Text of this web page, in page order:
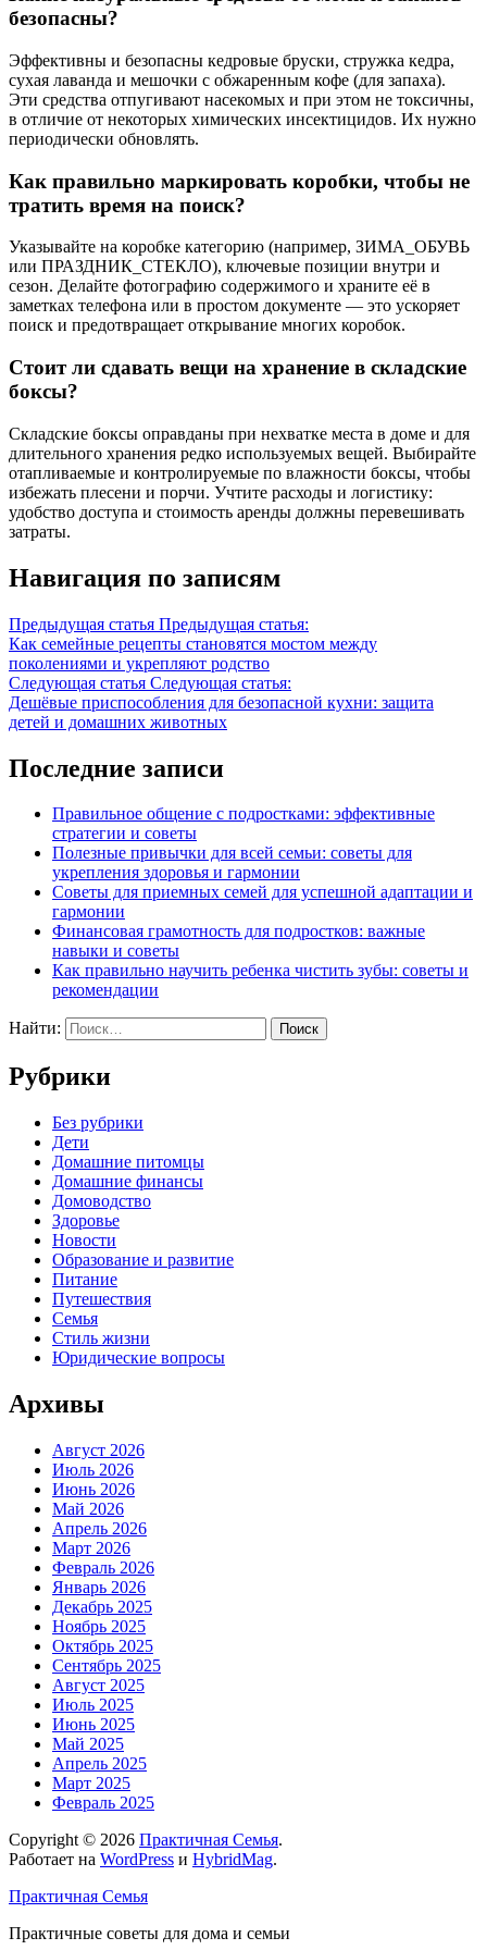
безопасны?
Эффективны и безопасны кедровые бруски, стружка кедра,
сухая лаванда и мешочки с обжаренным кофе (для запаха).
Эти средства отпугивают насекомых и при этом не токсичны,
в отличие от некоторых химических инсектицидов. Их нужно
периодически обновлять.
Как правильно маркировать коробки, чтобы не
тратить время на поиск?
Указывайте на коробке категорию (например, ЗИМА_ОБУВЬ
или ПРАЗДНИК_СТЕКЛО), ключевые позиции внутри и
сезон. Делайте фотографию содержимого и храните её в
заметках телефона или в простом документе — это ускоряет
поиск и предотвращает открывание многих коробок.
Стоит ли сдавать вещи на хранение в складские
боксы?
Складские боксы оправданы при нехватке места в доме и для
длительного хранения редко используемых вещей. Выбирайте
отапливаемые и контролируемые по влажности боксы, чтобы
избежать плесени и порчи. Учтите расходы и логистику:
удобство доступа и стоимость аренды должны перевешивать
затраты.
Навигация по записям
Предыдущая статья Предыдущая статья:
Как семейные рецепты становятся мостом между
поколениями и укрепляют родство
Следующая статья Следующая статья:
Дешёвые приспособления для безопасной кухни: защита
детей и домашних животных
Последние записи
Правильное общение с подростками: эффективные
стратегии и советы
Полезные привычки для всей семьи: советы для
укрепления здоровья и гармонии
Советы для приемных семей для успешной адаптации и
гармонии
Финансовая грамотность для подростков: важные
навыки и советы
Как правильно научить ребенка чистить зубы: советы и
рекомендации
Найти:
Рубрики
Без рубрики
Дети
Домашние питомцы
Домашние финансы
Домоводство
Здоровье
Новости
Образование и развитие
Питание
Путешествия
Семья
Стиль жизни
Юридические вопросы
Архивы
Август 2026
Июль 2026
Июнь 2026
Май 2026
Апрель 2026
Март 2026
Февраль 2026
Январь 2026
Декабрь 2025
Ноябрь 2025
Октябрь 2025
Сентябрь 2025
Август 2025
Июль 2025
Июнь 2025
Май 2025
Апрель 2025
Март 2025
Февраль 2025
Copyright © 2026 Практичная Семья.
Работает на WordPress и HybridMag.
Практичная Семья
Практичные советы для дома и семьи